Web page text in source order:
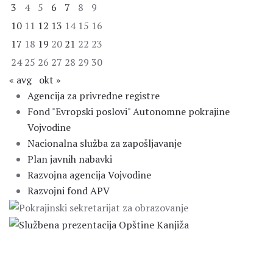
3
4 5 6 7 8
9
10 11 12 13 14 15 16
17 18 19 20 21 22 23
24 25 26 27 28 29 30
« avg okt »
Agencija za privredne registre
Fond "Evropski poslovi" Autonomne pokrajine
Vojvodine
Nacionalna služba za zapošljavanje
Plan javnih nabavki
Razvojna agencija Vojvodine
Razvojni fond APV